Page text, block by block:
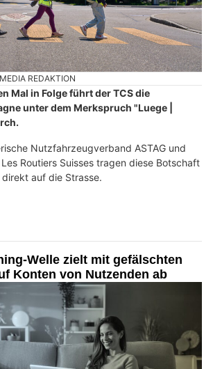
REDAKTION
Mal in Folge führt der TCS die
unter dem Merkspruch "Luege |
Nutzfahrzeugverband ASTAG und
Routiers Suisses tragen diese Botschaft
auf die Strasse.
Welle zielt mit gefälschten
Konten von Nutzenden ab